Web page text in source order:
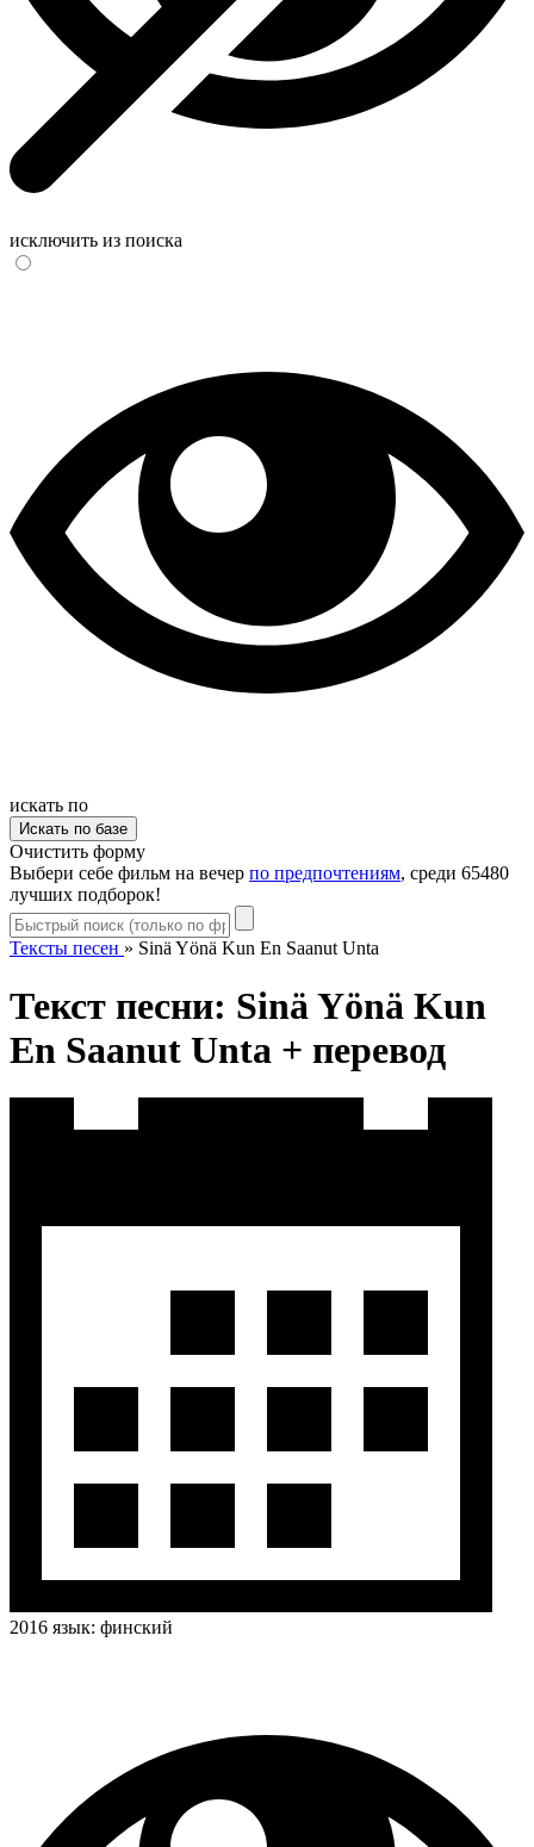
исключить из поиска
искать по
Очистить форму
Выбери себе фильм на вечер по предпочтениям, среди 65480
лучших подборок!
Тексты песен » Sinä Yönä Kun En Saanut Unta
Текст песни: Sinä Yönä Kun
En Saanut Unta + перевод
2016 язык: финский